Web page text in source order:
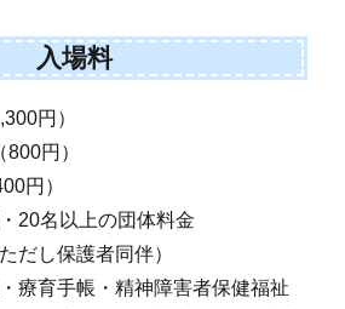
入場料
円）
円）
円）
名以上の団体料金
だし保護者同伴）
療育手帳・精神障害者保健福祉